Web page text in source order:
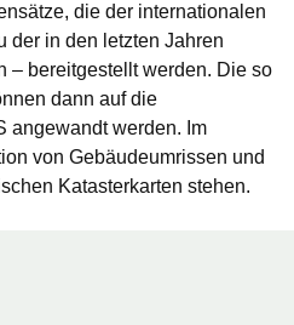
die der internationalen
der in den letzten Jahren
– bereitgestellt werden. Die so
dann auf die
angewandt werden. Im
von Gebäudeumrissen und
Katasterkarten stehen.